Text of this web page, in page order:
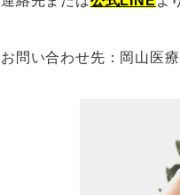
お問い合わせ先：岡山医